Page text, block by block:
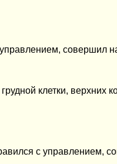
совершил
клетки, верхних
с управлением,